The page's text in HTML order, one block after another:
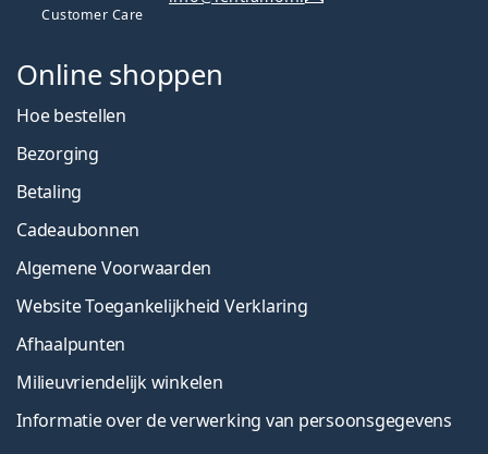
Customer Care
Online shoppen
Hoe bestellen
Bezorging
Betaling
Cadeaubonnen
Algemene Voorwaarden
Website Toegankelijkheid Verklaring
Afhaalpunten
Milieuvriendelijk winkelen
Informatie over de verwerking van persoonsgegevens